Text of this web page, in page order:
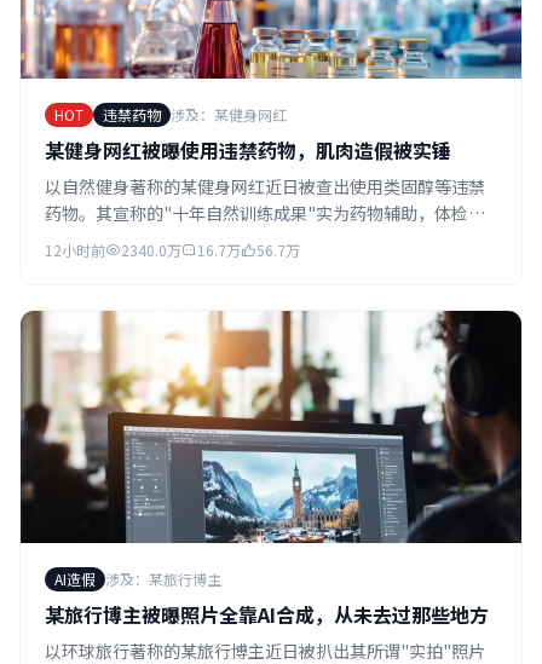
HOT 违禁药物 涉及：某健身网红
某健身网红被曝使用违禁药物，肌肉造假被实锤
以自然健身著称的某健身网红近日被查出使用类固醇等违禁
药物。其宣称的"十年自然训练成果"实为药物辅助，体检报
告和药检结果已在网上流传。粉丝数量一周内暴跌200万。
12小时前 2340.0万 16.7万 56.7万
AI造假 涉及：某旅行博主
某旅行博主被曝照片全靠AI合成，从未去过那些地方
以环球旅行著称的某旅行博主近日被扒出其所谓"实拍"照片